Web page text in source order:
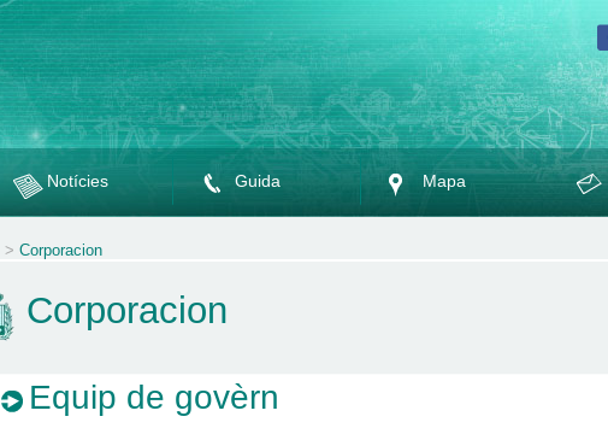
Notícies Guida Mapa
> Corporacion
Corporacion
Equip de govèrn